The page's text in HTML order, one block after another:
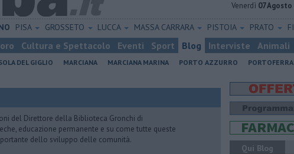
Venerdì 07 Agosto
PISA GROSSETO LUCCA MASSA CARRARA PISTOIA PRATO
Cultura e Spettacolo Eventi Sport Blog Interviste Animali
DEL GIGLIO MARCIANA MARCIANA MARINA PORTO AZZURRO
del Direttore della Biblioteca Gronchi di
educazione permanente e su come tutte queste
dello sviluppo delle comunità.
Qui Blog